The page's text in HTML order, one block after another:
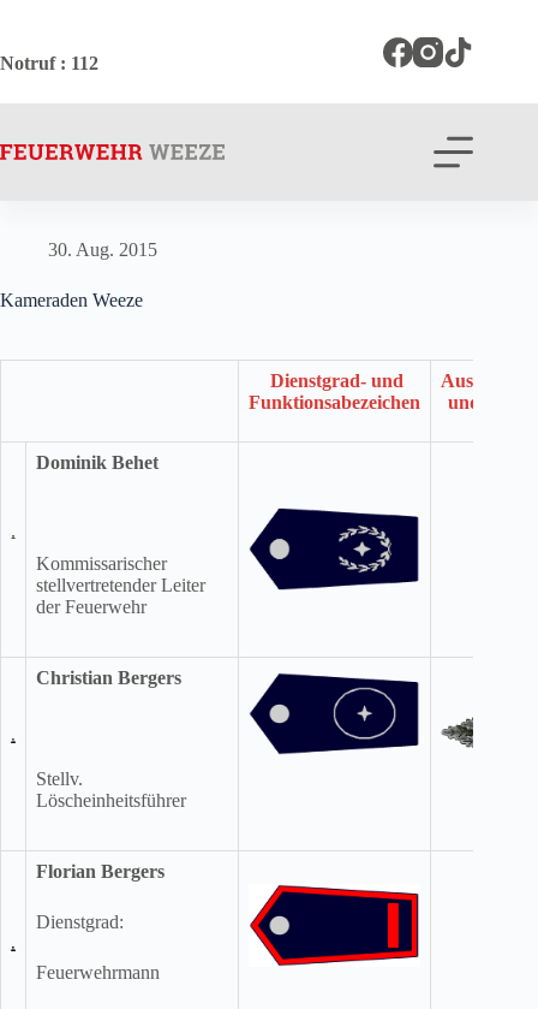
springen
Notruf: 112
30. Aug. 2015
Kameraden Weeze
Dienstgrad- und
Funktionsabezeichen
und
Dominik Behet
Kommissarischer
stellvertretender Leiter
der Feuerwehr
Christian Bergers
Stellv.
Löscheinheitsführer
Florian Bergers
Dienstgrad:
Feuerwehrmann